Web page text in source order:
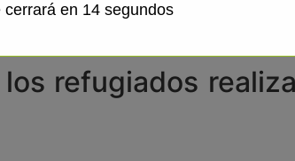
{/facebook}
refugiados
cerrará en 13segundos